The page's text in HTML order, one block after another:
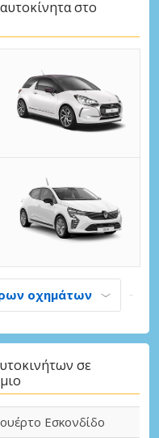
στο
οχημάτων
σε
Εσκονδίδο